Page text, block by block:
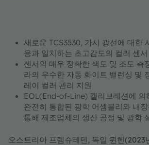
새로운 TCS3530, 가시 광선에 대한
응과 일치하는 초고감도의 컬러 센서
센서의 매우 정확한 색도 및 조도 측
라의 우수한 자동 화이트 밸런싱 및
레이 컬러 관리 지원
EOL(End-of-Line) 캘리브레션에 의
완전히 통합된 광학 어셈블리와 내
통해 제조업체의 생산 공정 및 광학
오스트리아 프렘슈테텐, 독일 뮌헨(2023